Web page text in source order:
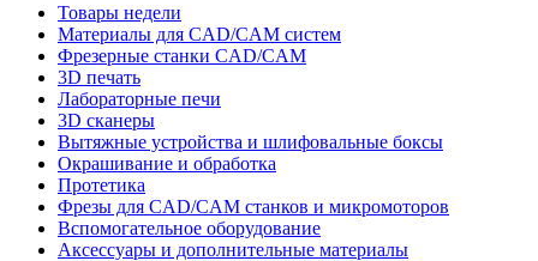
Товары недели
Материалы для CAD/CAM систем
Фрезерные станки CAD/CAM
3D печать
Лабораторные печи
3D сканеры
Вытяжные устройства и шлифовальные боксы
Окрашивание и обработка
Протетика
Фрезы для CAD/CAM станков и микромоторов
Вспомогательное оборудование
Аксессуары и дополнительные материалы